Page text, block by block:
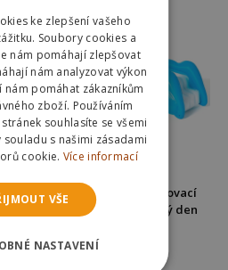
Bestway 53092 Nafukovací
hrací centrum Duhový den
599 Kč 1559 Kč
ke zlepšení vašeho
Soubory cookies a
nám pomáhají zlepšovat
nám analyzovat výkon
nám pomáhat zákazníkům
zboží. Používáním
souhlasíte se všemi
s našimi zásadami
cookie. Více informací
VŠE
NASTAVENÍ